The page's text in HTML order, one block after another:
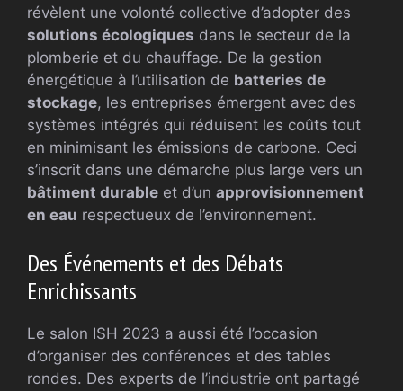
révèlent une volonté collective d’adopter des
solutions écologiques dans le secteur de la
plomberie et du chauffage. De la gestion
énergétique à l’utilisation de batteries de
stockage, les entreprises émergent avec des
systèmes intégrés qui réduisent les coûts tout
en minimisant les émissions de carbone. Ceci
s’inscrit dans une démarche plus large vers un
bâtiment durable et d’un approvisionnement
en eau respectueux de l’environnement.
Des Événements et des Débats
Enrichissants
Le salon ISH 2023 a aussi été l’occasion
d’organiser des conférences et des tables
rondes. Des experts de l’industrie ont partagé